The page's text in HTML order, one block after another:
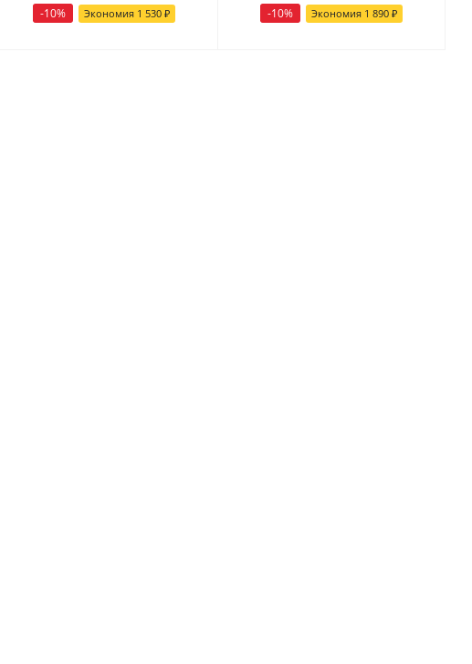
-10% Экономия 1 530 ₽ -10% Экономия 1 890 ₽